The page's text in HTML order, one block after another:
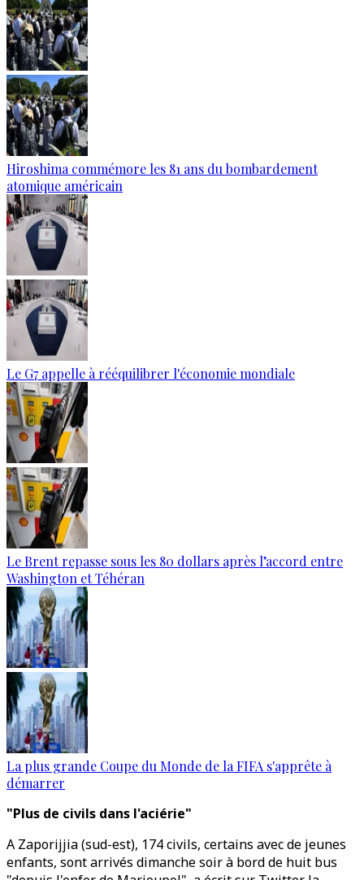
Hiroshima commémore les 81 ans du bombardement
atomique américain
Le G7 appelle à rééquilibrer l'économie mondiale
Le Brent repasse sous les 80 dollars après l’accord entre
Washington et Téhéran
La plus grande Coupe du Monde de la FIFA s'apprête à
démarrer
"Plus de civils dans l'aciérie"
A Zaporijjia (sud-est), 174 civils, certains avec de jeunes
enfants, sont arrivés dimanche soir à bord de huit bus